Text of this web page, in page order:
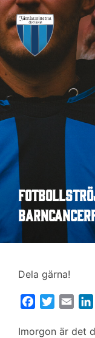
Hoppa
till
innehåll
Dela gärna!
c
i
a
Imorgon är det